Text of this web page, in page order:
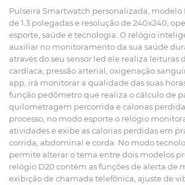
Pulseira Smartwatch personalizada, modelo
de 1.3 polegadas e resolução de 240x240,
esporte, saúde e tecnologia. O relógio
auxiliar no monitoramento da sua saúde
através do seu sensor led ele realiza leituras
cardíaca, pressão arterial, oxigenação
app, irá monitorar a qualidade das suas
função pedômetro que realiza o cálculo de
quilometragem percorrida e calorias
processo, no modo esporte o relógio
atividades e exibe as calorias perdidas em
corrida, abdominal e corda. No modo
permite alterar o tema entre dois modelos
relógio D20 contém as funções de alerta de
exibição de chamada telefônica, ajuste de